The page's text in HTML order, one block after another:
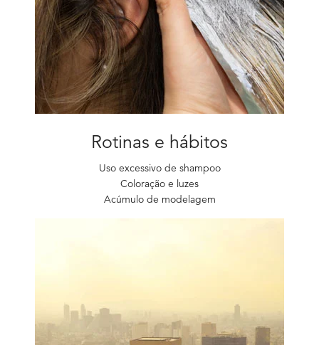
Rotinas e hábitos
Uso excessivo de shampoo
Coloração e luzes
Acúmulo de modelagem